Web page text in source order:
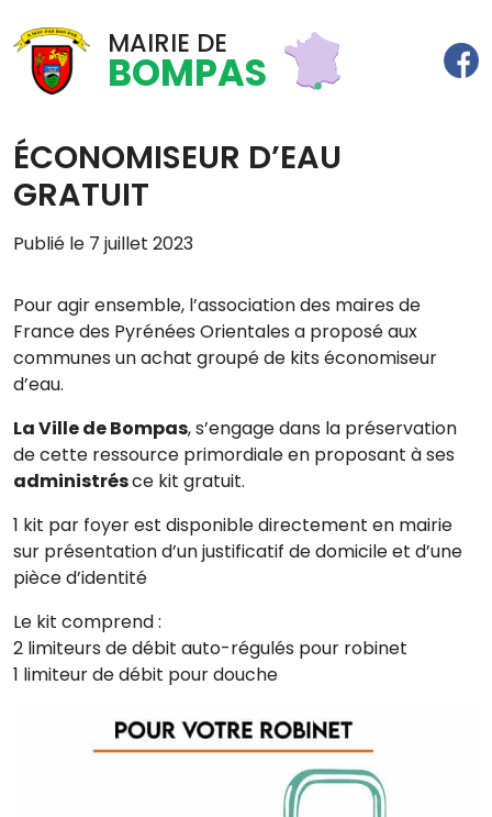
MAIRIE DE
BOMPAS
ÉCONOMISEUR D’EAU
GRATUIT
Publié le 7 juillet 2023
Pour agir ensemble, l’association des maires de
France des Pyrénées Orientales a proposé aux
communes un achat groupé de kits économiseur
d’eau.
La Ville de Bompas, s’engage dans la préservation
de cette ressource primordiale en proposant à ses
administrésce kit gratuit.
1 kit par foyer est disponible directement en mairie
sur présentation d’un justificatif de domicile et d’une
pièce d’identité
Le kit comprend :
2 limiteurs de débit auto-régulés pour robinet
1 limiteur de débit pour douche